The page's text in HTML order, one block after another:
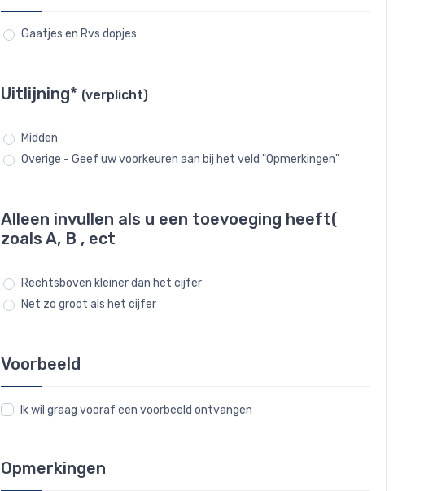
Gaatjes en Rvs dopjes
Uitlijning* (verplicht)
Midden
Overige - Geef uw voorkeuren aan bij het veld "Opmerkingen"
Alleen invullen als u een toevoeging heeft(
zoals A, B , ect
Rechtsboven kleiner dan het cijfer
Net zo groot als het cijfer
Voorbeeld
Ik wil graag vooraf een voorbeeld ontvangen
Opmerkingen